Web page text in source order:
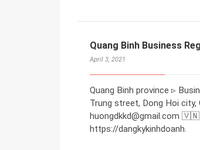
Quang Binh Business
April 3, 2021
Quang Binh province ▹
Trung street, Dong Hoi city,
huongdkkd@gmail.com
https://dangkykinhdoanh.